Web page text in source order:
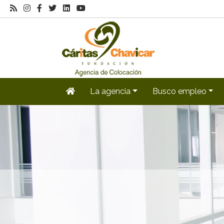
La agencia Busco empleo